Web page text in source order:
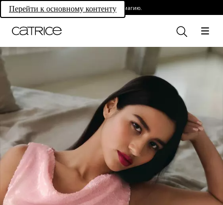
Перейти к основному контенту
Раскройте свою магию.